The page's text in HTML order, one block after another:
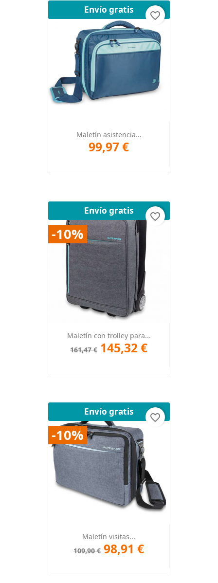
Maletín asistencia...
99,97 €
Envío gratis
favorite_border
Maletín con trolley para...
161,47 € 145,32 €
Envío gratis
-10%
favorite_border
Maletín visitas...
109,90 € 98,91 €
Envío gratis
-10%
favorite_border